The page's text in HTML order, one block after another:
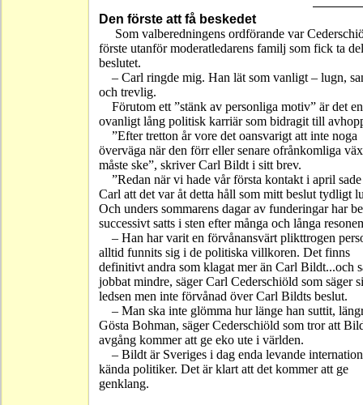
Den förste att få beskedet
Som valberedningens ordförande var
förste utanför moderatledarens familj som fick ta
beslutet.
– Carl ringde mig. Han lät som vanligt – lugn,
och trevlig.
Förutom ett ”stänk av personliga motiv” är det en
ovanligt lång politisk karriär som bidragit till
”Efter tretton år vore det oansvarigt att inte noga
överväga när den förr eller senare ofrånkomliga
måste ske”, skriver Carl Bildt i sitt brev.
”Redan när vi hade vår första kontakt i april
Carl att det var åt detta håll som mitt beslut tydligt
Och unders sommarens dagar av funderingar har
successivt satts i sten efter många och långa
– Han har varit en förvånansvärt plikttrogen
alltid funnits sig i de politiska villkoren. Det finns
definitivt andra som klagat mer än Carl Bildt...och
jobbat mindre, säger Carl Cederschiöld som säger
ledsen men inte förvånad över Carl Bildts beslut.
– Man ska inte glömma hur länge han suttit,
Gösta Bohman, säger Cederschiöld som tror att
avgång kommer att ge eko ute i världen.
– Bildt är Sveriges i dag enda levande
kända politiker. Det är klart att det kommer att ge
genklang.